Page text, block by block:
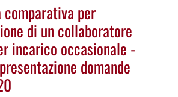
comparativa per
di un collaboratore
incarico occasionale -
domande